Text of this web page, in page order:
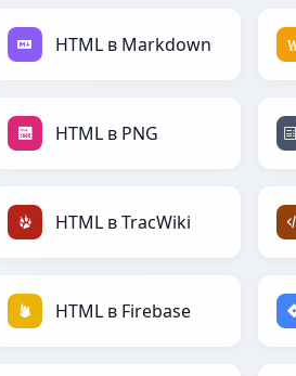
HTML в Markdown
HTML в PNG
HTML в TracWiki
HTML в Firebase